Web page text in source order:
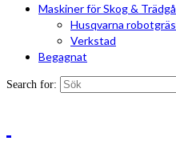
Maskiner för Skog &
Husqvarna
Verkstad
Begagnat
Search for: